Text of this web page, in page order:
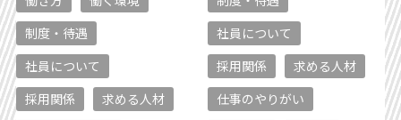
制度・待遇
社員について
採用関係
求める人材
社員について
採用関係
求める人材
仕事のやりがい